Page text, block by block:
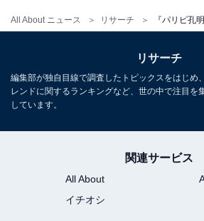
All About ニュース リサーチ
リサーチ
編集部が独自目線で調査したトピックスをはじめ
レンドに関するランキングなど、世の中で注目を
しています。
関連サービス
All About
イチオシ